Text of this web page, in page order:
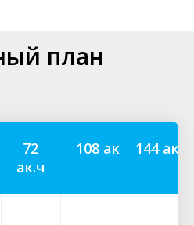
план
72
ак.ч
108 ак.ч 144 ак.ч